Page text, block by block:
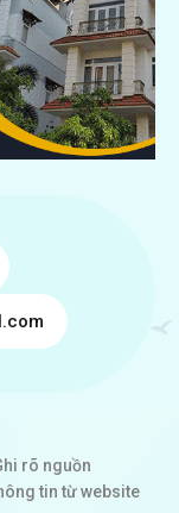
rõ nguồn
tin từ website